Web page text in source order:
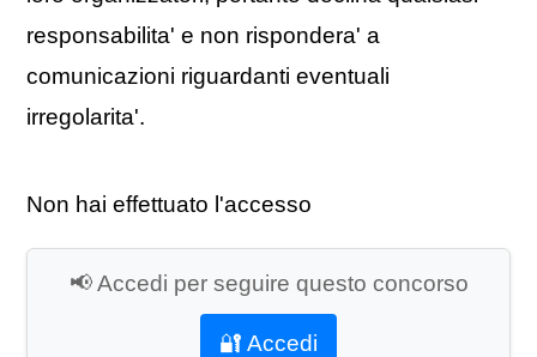
responsabilita' e non rispondera' a
comunicazioni riguardanti eventuali
irregolarita'.
Non hai effettuato l'accesso
📢 Accedi per seguire questo concorso
🔐 Accedi